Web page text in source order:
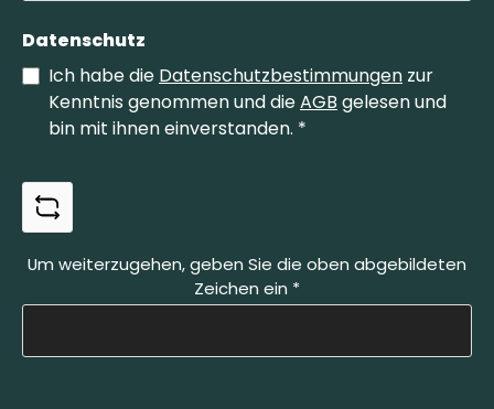
Datenschutz
Ich habe die Datenschutzbestimmungen zur
Kenntnis genommen und dieAGB gelesen und
bin mit ihnen einverstanden. *
Um weiterzugehen, geben Sie die oben abgebildeten
Zeichen ein *